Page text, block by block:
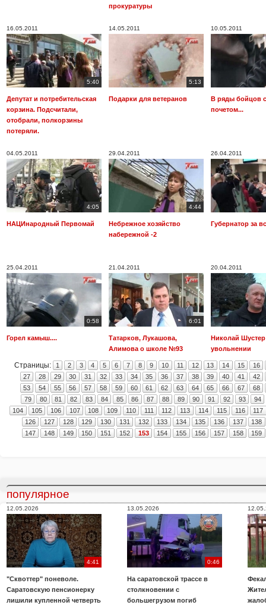
прокуратуры
16.05.2011
5:40
Депутат и потребительская
корзина. Подсчитали,
отобрали, полкорзины
потеряли.
14.05.2011
5:13
Подарки для ветеранов
10.05.2011
В ряды бойцов
почетом...
04.05.2011
4:05
НАЦИнародный Первомай
29.04.2011
4:44
Небрежное хозяйство
набережной -2
26.04.2011
Губернатор за
25.04.2011
0:58
Горел камыш....
21.04.2011
6:01
Татарков, Лукашова,
Алимова о школе №93
20.04.2011
Николай
увольнении
Страницы: 1 2 3 4 5 6 7 8 9 10 11 12 13 14 15
16
27
28 29 30 31 32 33 34 35 36 37 38 39 40 41
42
53
54 55 56 57 58 59 60 61 62 63 64 65 66 67
68
79
80 81 82 83 84 85 86 87 88 89 90 91 92 93
94
104
105 106 107 108 109 110 111 112 113 114 115 116
117
126
127 128 129 130 131 132 133 134 135 136 137
138
147
148 149 150 151 152 153 154 155 156 157 158 159
популярное
12.05.2026
4:41
"Сквоттер" поневоле.
Саратовскую пенсионерку
лишили купленной четверть
13.05.2026
0:46
На саратовской трассе в
столкновении с
большегрузом погиб